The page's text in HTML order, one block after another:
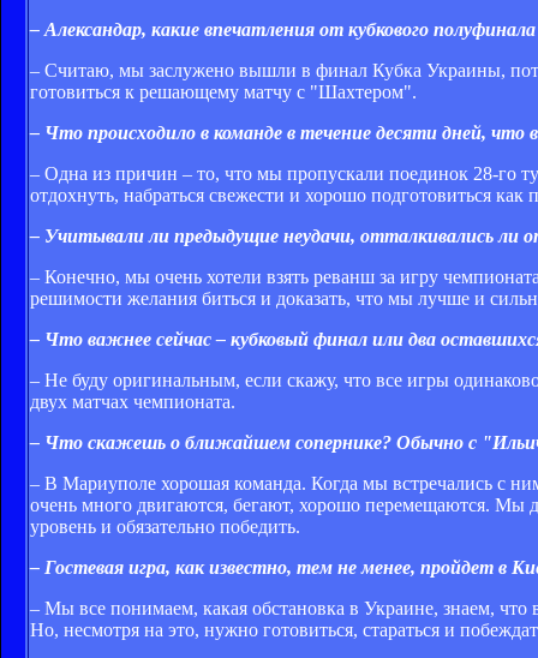
– Александар, какие впечатления от кубкового
– Считаю, мы заслужено вышли в финал Кубка Украины,
готовиться к решающему матчу с "Шахтером".
– Что происходило в команде в течение десяти дней, что
– Одна из причин – то, что мы пропускали поединок 28-го
отдохнуть, набраться свежести и хорошо подготовиться
– Учитывали ли предыдущие неудачи, отталкивались ли
– Конечно, мы очень хотели взять реванш за игру
решимости желания биться и доказать, что мы лучше и
– Что важнее сейчас – кубковый финал или два
– Не буду оригинальным, если скажу, что все игры
двух матчах чемпионата.
– Что скажешь о ближайшем сопернике? Обычно с
– В Мариуполе хорошая команда. Когда мы встречались с
очень много двигаются, бегают, хорошо перемещаются. Мы
уровень и обязательно победить.
– Гостевая игра, как известно, тем не менее, пройдет в
– Мы все понимаем, какая обстановка в Украине, знаем, что
Но, несмотря на это, нужно готовиться, стараться и